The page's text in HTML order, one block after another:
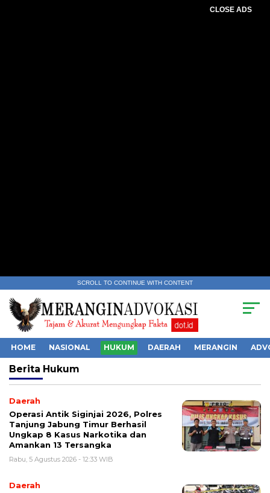
CLOSE ADS
SCROLL TO CONTINUE WITH CONTENT
HOME NASIONAL HUKUM DAERAH MERANGIN
Berita Hukum
Daerah
Operasi Antik Siginjai 2026, Polres
Tanjung Jabung Timur Berhasil
Ungkap 8 Kasus Narkotika dan
Amankan 13 Tersangka
Rabu, 5 Agustus 2026 - 12:33 WIB
Daerah